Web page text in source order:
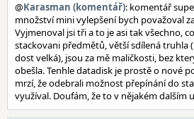
@Karasman (komentář): komentář
množství mini vylepšení bych považoval
Vyjmenoval jsi tři a to je asi tak všechno,
stackovani předmětů, větší sdílená truhla
dost velká), jsou za mě maličkosti, bez
obešla. Tenhle datadisk je prostě o nové
mrzí, že odebrali možnost přepínání do
využíval. Doufám, že to v nějakém dalším